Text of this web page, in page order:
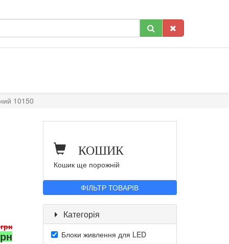
10150
КОШИК
Кошик ще порожній
ФІЛЬТР ТОВАРІВ
Категорія
Блоки живлення для LED